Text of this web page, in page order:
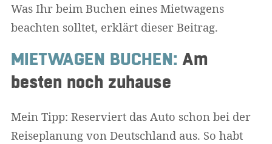
Was Ihr beim Buchen eines Mietwagens
beachten solltet, erklärt dieser Beitrag.
MIETWAGEN BUCHEN: Am
besten noch zuhause
Mein Tipp: Reserviert das Auto schon bei der
Reiseplanung von Deutschland aus. So habt